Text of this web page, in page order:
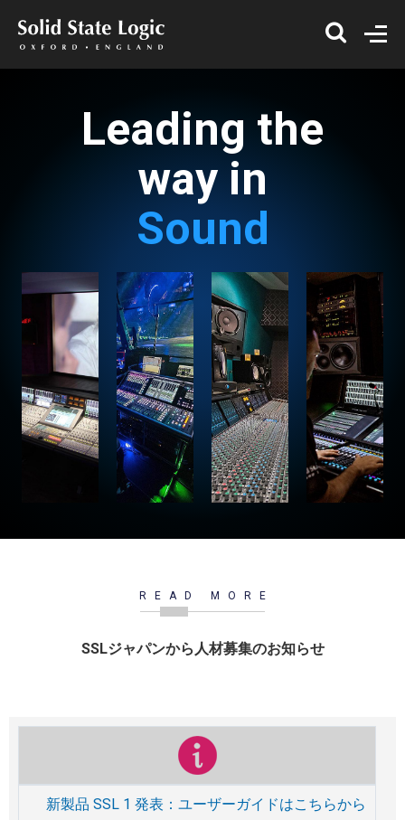
Leading the
way in
Sound
READ MORE
SSLジャパンから人材募集のお知らせ
新製品 SSL 1 発表：ユーザーガイドはこちらから